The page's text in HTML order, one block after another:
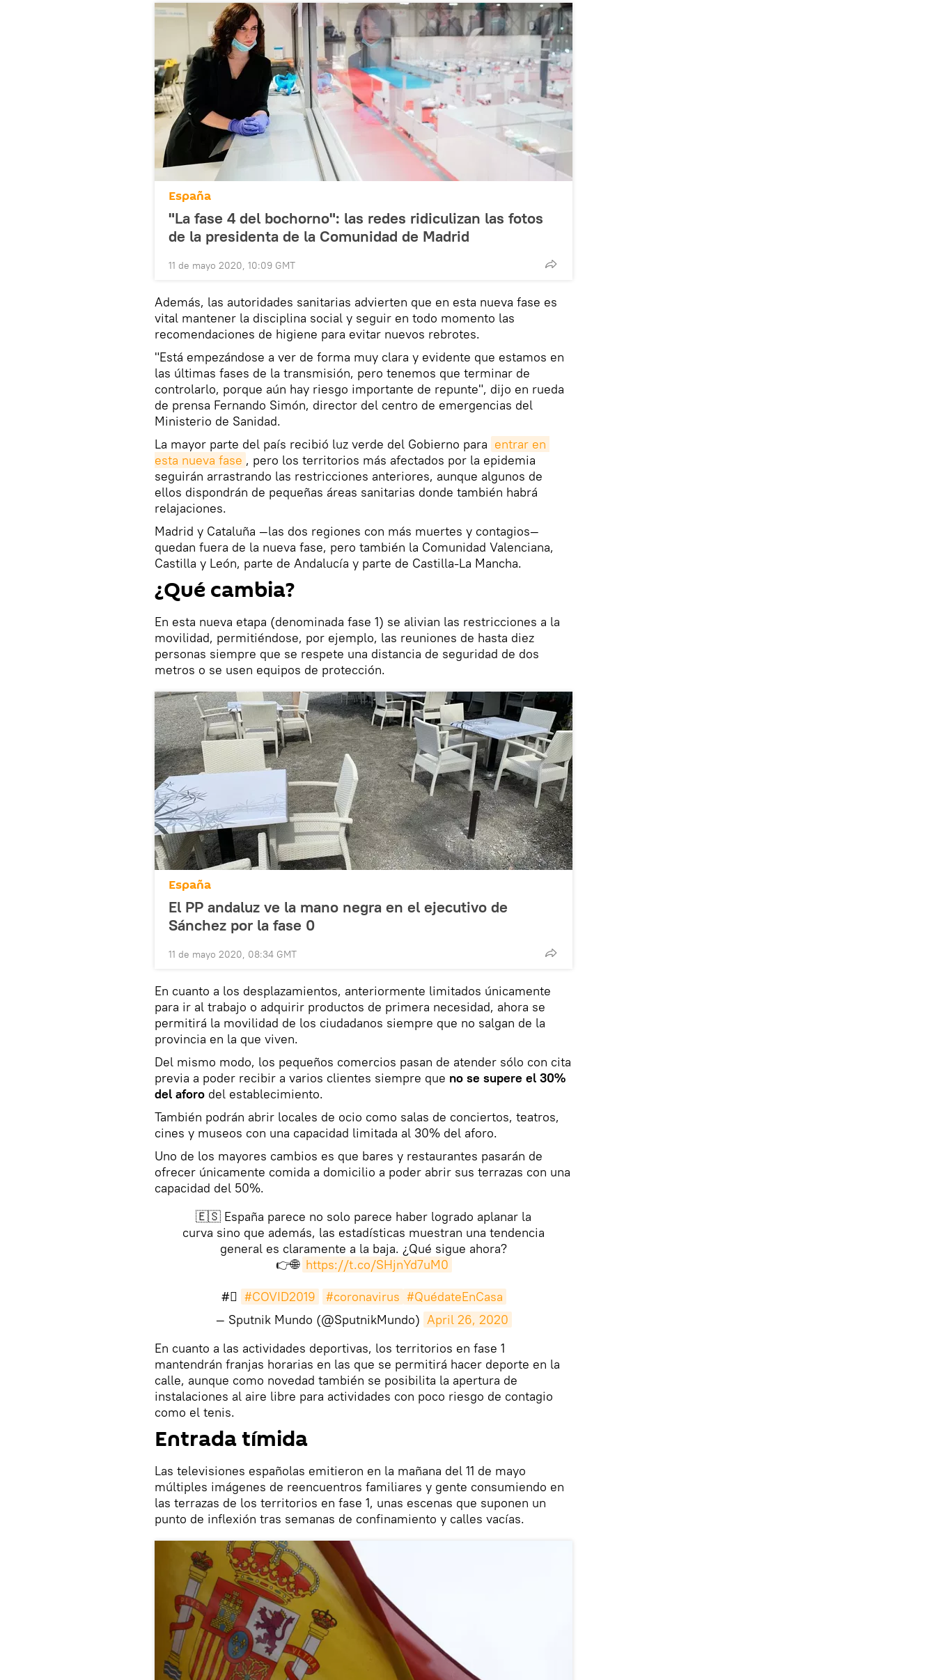
España
"La fase 4 del bochorno": las redes ridiculizan las fotos
de la presidenta de la Comunidad de Madrid
11 de mayo 2020, 10:09 GMT
Además, las autoridades sanitarias advierten que en esta nueva fase es
vital mantener la disciplina social y seguir en todo momento las
recomendaciones de higiene para evitar nuevos rebrotes.
"Está empezándose a ver de forma muy clara y evidente que estamos en
las últimas fases de la transmisión, pero tenemos que terminar de
controlarlo, porque aún hay riesgo importante de repunte", dijo en rueda
de prensa Fernando Simón, director del centro de emergencias del
Ministerio de Sanidad.
La mayor parte del país recibió luz verde del Gobierno para entrar en
esta nueva fase , pero los territorios más afectados por la epidemia
seguirán arrastrando las restricciones anteriores, aunque algunos de
ellos dispondrán de pequeñas áreas sanitarias donde también habrá
relajaciones.
Madrid y Cataluña —las dos regiones con más muertes y contagios—
quedan fuera de la nueva fase, pero también la Comunidad Valenciana,
Castilla y León, parte de Andalucía y parte de Castilla-La Mancha.
¿Qué cambia?
En esta nueva etapa (denominada fase 1) se alivian las restricciones a la
movilidad, permitiéndose, por ejemplo, las reuniones de hasta diez
personas siempre que se respete una distancia de seguridad de dos
metros o se usen equipos de protección.
España
El PP andaluz ve la mano negra en el ejecutivo de
Sánchez por la fase 0
11 de mayo 2020, 08:34 GMT
En cuanto a los desplazamientos, anteriormente limitados únicamente
para ir al trabajo o adquirir productos de primera necesidad, ahora se
permitirá la movilidad de los ciudadanos siempre que no salgan de la
provincia en la que viven.
Del mismo modo, los pequeños comercios pasan de atender sólo con cita
previa a poder recibir a varios clientes siempre que no se supere el 30%
del aforo del establecimiento.
También podrán abrir locales de ocio como salas de conciertos, teatros,
cines y museos con una capacidad limitada al 30% del aforo.
Uno de los mayores cambios es que bares y restaurantes pasarán de
ofrecer únicamente comida a domicilio a poder abrir sus terrazas con una
capacidad del 50%.
🇪🇸 España parece no solo parece haber logrado aplanar la
curva sino que además, las estadísticas muestran una tendencia
general es claramente a la baja. ¿Qué sigue ahora?
👉🌐 https://t.co/SHjnYd7uM0
#⃣ #COVID2019 #coronavirus #QuédateEnCasa
— Sputnik Mundo (@SputnikMundo) April 26, 2020
​En cuanto a las actividades deportivas, los territorios en fase 1
mantendrán franjas horarias en las que se permitirá hacer deporte en la
calle, aunque como novedad también se posibilita la apertura de
instalaciones al aire libre para actividades con poco riesgo de contagio
como el tenis.
Entrada tímida
Las televisiones españolas emitieron en la mañana del 11 de mayo
múltiples imágenes de reencuentros familiares y gente consumiendo en
las terrazas de los territorios en fase 1, unas escenas que suponen un
punto de inflexión tras semanas de confinamiento y calles vacías.